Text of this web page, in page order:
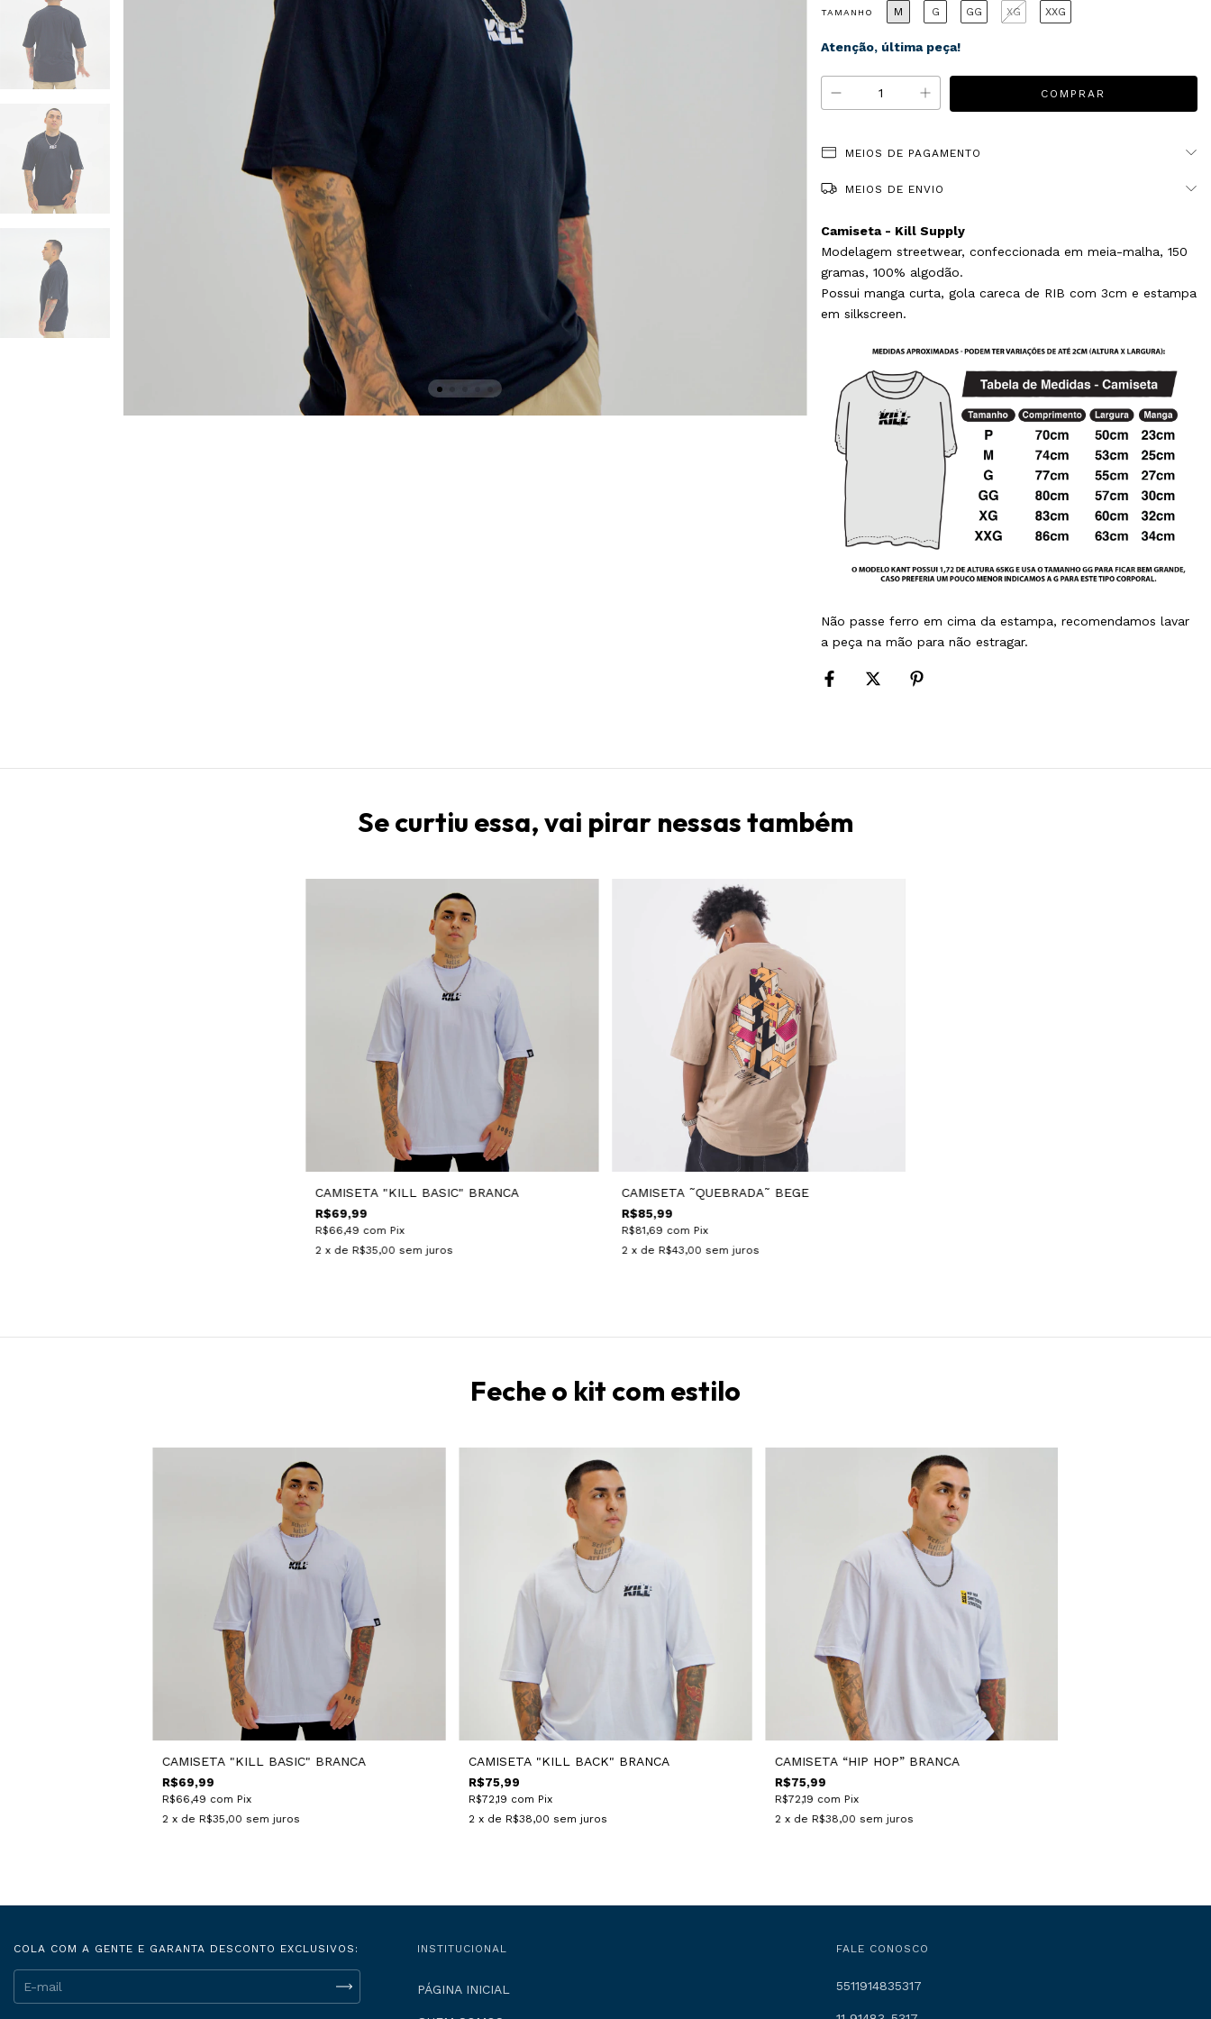
TAMANHO M G GG XG XXG
Atenção, última peça!
MEIOS DE PAGAMENTO
MEIOS DE ENVIO
Camiseta - Kill Supply
Modelagem streetwear, confeccionada em meia-malha, 150
gramas, 100% algodão.
Possui manga curta, gola careca de RIB com 3cm e estampa
em silkscreen.
Não passe ferro em cima da estampa, recomendamos lavar
a peça na mão para não estragar.
Se curtiu essa, vai pirar nessas também
CAMISETA "KILL BASIC" BRANCA
R$69,99
R$66,49 com Pix
2 x de R$35,00 sem juros
CAMISETA ˜QUEBRADA˜ BEGE
R$85,99
R$81,69 com Pix
2 x de R$43,00 sem juros
Feche o kit com estilo
CAMISETA "KILL BASIC" BRANCA
R$69,99
R$66,49 com Pix
2 x de R$35,00 sem juros
CAMISETA "KILL BACK" BRANCA
R$75,99
R$72,19 com Pix
2 x de R$38,00 sem juros
CAMISETA “HIP HOP” BRANCA
R$75,99
R$72,19 com Pix
2 x de R$38,00 sem juros
COLA COM A GENTE E GARANTA DESCONTO EXCLUSIVOS: INSTITUCIONAL
PÁGINA INICIAL
FALE CONOSCO
5511914835317